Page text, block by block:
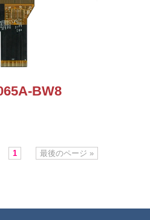
BW8
1 最後のページ »